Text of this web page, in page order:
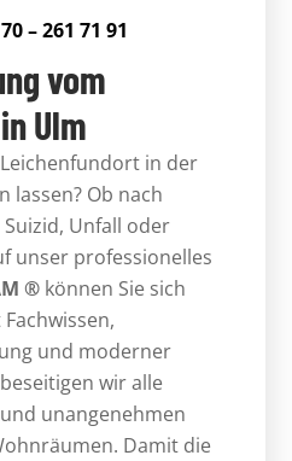
– 261 71 91
vom
Ulm
in der
lassen? Ob nach
Unfall oder
unser professionelles
® können Sie sich
und moderner
wir alle
unangenehmen
Damit die